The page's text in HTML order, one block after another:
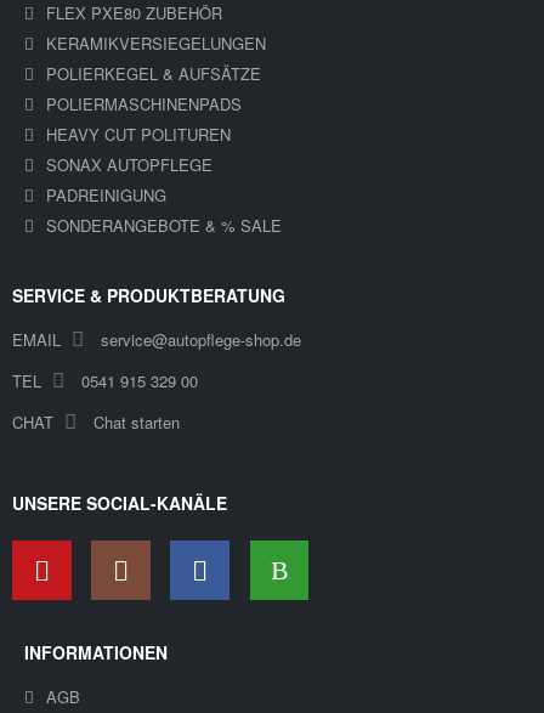
FLEX PXE80 ZUBEHÖR
KERAMIKVERSIEGELUNGEN
POLIERKEGEL & AUFSÄTZE
POLIERMASCHINENPADS
HEAVY CUT POLITUREN
SONAX AUTOPFLEGE
PADREINIGUNG
SONDERANGEBOTE & % SALE
SERVICE & PRODUKTBERATUNG
EMAIL
service@autopflege-shop.de
TEL
0541 915 329 00
CHAT
Chat starten
UNSERE SOCIAL-KANÄLE
INFORMATIONEN
AGB